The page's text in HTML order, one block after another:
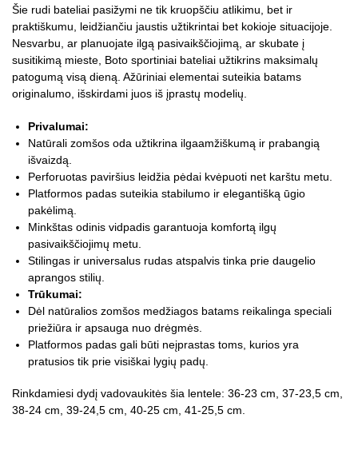
Šie rudi bateliai pasižymi ne tik kruopščiu atlikimu, bet ir
praktiškumu, leidžiančiu jaustis užtikrintai bet kokioje situacijoje.
Nesvarbu, ar planuojate ilgą pasivaikščiojimą, ar skubate į
susitikimą mieste, Boto sportiniai bateliai užtikrins maksimalų
patogumą visą dieną. Ažūriniai elementai suteikia batams
originalumo, išskirdami juos iš įprastų modelių.
Privalumai:
Natūrali zomšos oda užtikrina ilgaamžiškumą ir prabangią
išvaizdą.
Perforuotas paviršius leidžia pėdai kvėpuoti net karštu metu.
Platformos padas suteikia stabilumo ir elegantišką ūgio
pakėlimą.
Minkštas odinis vidpadis garantuoja komfortą ilgų
pasivaikščiojimų metu.
Stilingas ir universalus rudas atspalvis tinka prie daugelio
aprangos stilių.
Trūkumai:
Dėl natūralios zomšos medžiagos batams reikalinga speciali
priežiūra ir apsauga nuo drėgmės.
Platformos padas gali būti neįprastas toms, kurios yra
pratusios tik prie visiškai lygių padų.
Rinkdamiesi dydį vadovaukitės šia lentele: 36-23 cm, 37-23,5 cm,
38-24 cm, 39-24,5 cm, 40-25 cm, 41-25,5 cm.